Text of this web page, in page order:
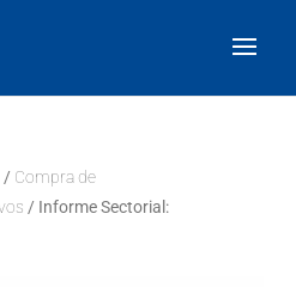
/ Compra de
/ Informe Sectorial: